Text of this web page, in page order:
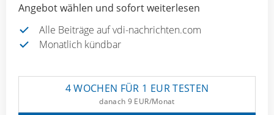
Angebot wählen und sofort weiterlesen
Alle Beiträge auf vdi-nachrichten.com
Monatlich kündbar
4 WOCHEN FÜR 1 EUR TESTEN
danach 9 EUR/Monat